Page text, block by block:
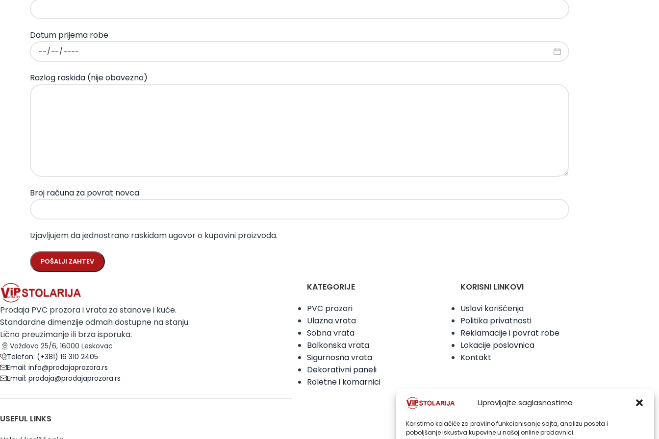
Upravljajte saglasnostima
Koristimo kolačiće za pravilno funkcionisanje sajta, analizu poseta i
poboljšanje iskustva kupovine u našoj online prodavnici.
Datum prijema robe
Razlog raskida (nije obavezno)
Broj računa za povrat novca
Izjavljujem da jednostrano raskidam ugovor o kupovini proizvoda.
Prodaja PVC prozora i vrata za stanove i kuće.
Standardne dimenzije odmah dostupne na stanju.
Lično preuzimanje ili brza isporuka.
Voždova 25/6, 16000 Leskovac
Telefon: (+381) 16 310 2405
Email: info@prodajaprozora.rs
Email: prodaja@prodajaprozora.rs
USEFUL LINKS
KATEGORIJE
PVC prozori
Ulazna vrata
Sobna vrata
Balkonska vrata
Sigurnosna vrata
Dekorativni paneli
Roletne i komarnici
KORISNI LINKOVI
Uslovi korišćenja
Politika privatnosti
Reklamacije i povrat robe
Lokacije poslovnica
Kontakt